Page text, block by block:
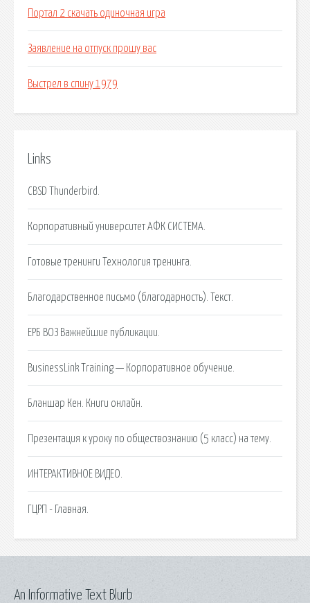
Портал 2 скачать одиночная игра
Заявление на отпуск прошу вас
Выстрел в спину 1979
Links
CBSD Thunderbird.
Корпоративный университет АФК СИСТЕМА.
Готовые тренинги Технология тренинга.
Благодарственное письмо (благодарность). Текст.
ЕРБ ВОЗ Важнейшие публикации.
BusinessLink Training — Корпоративное обучение.
Бланшар Кен. Книги онлайн.
Презентация к уроку по обществознанию (5 класс) на тему.
ИНТЕРАКТИВНОЕ ВИДЕО.
ГЦРП - Главная.
An Informative Text Blurb